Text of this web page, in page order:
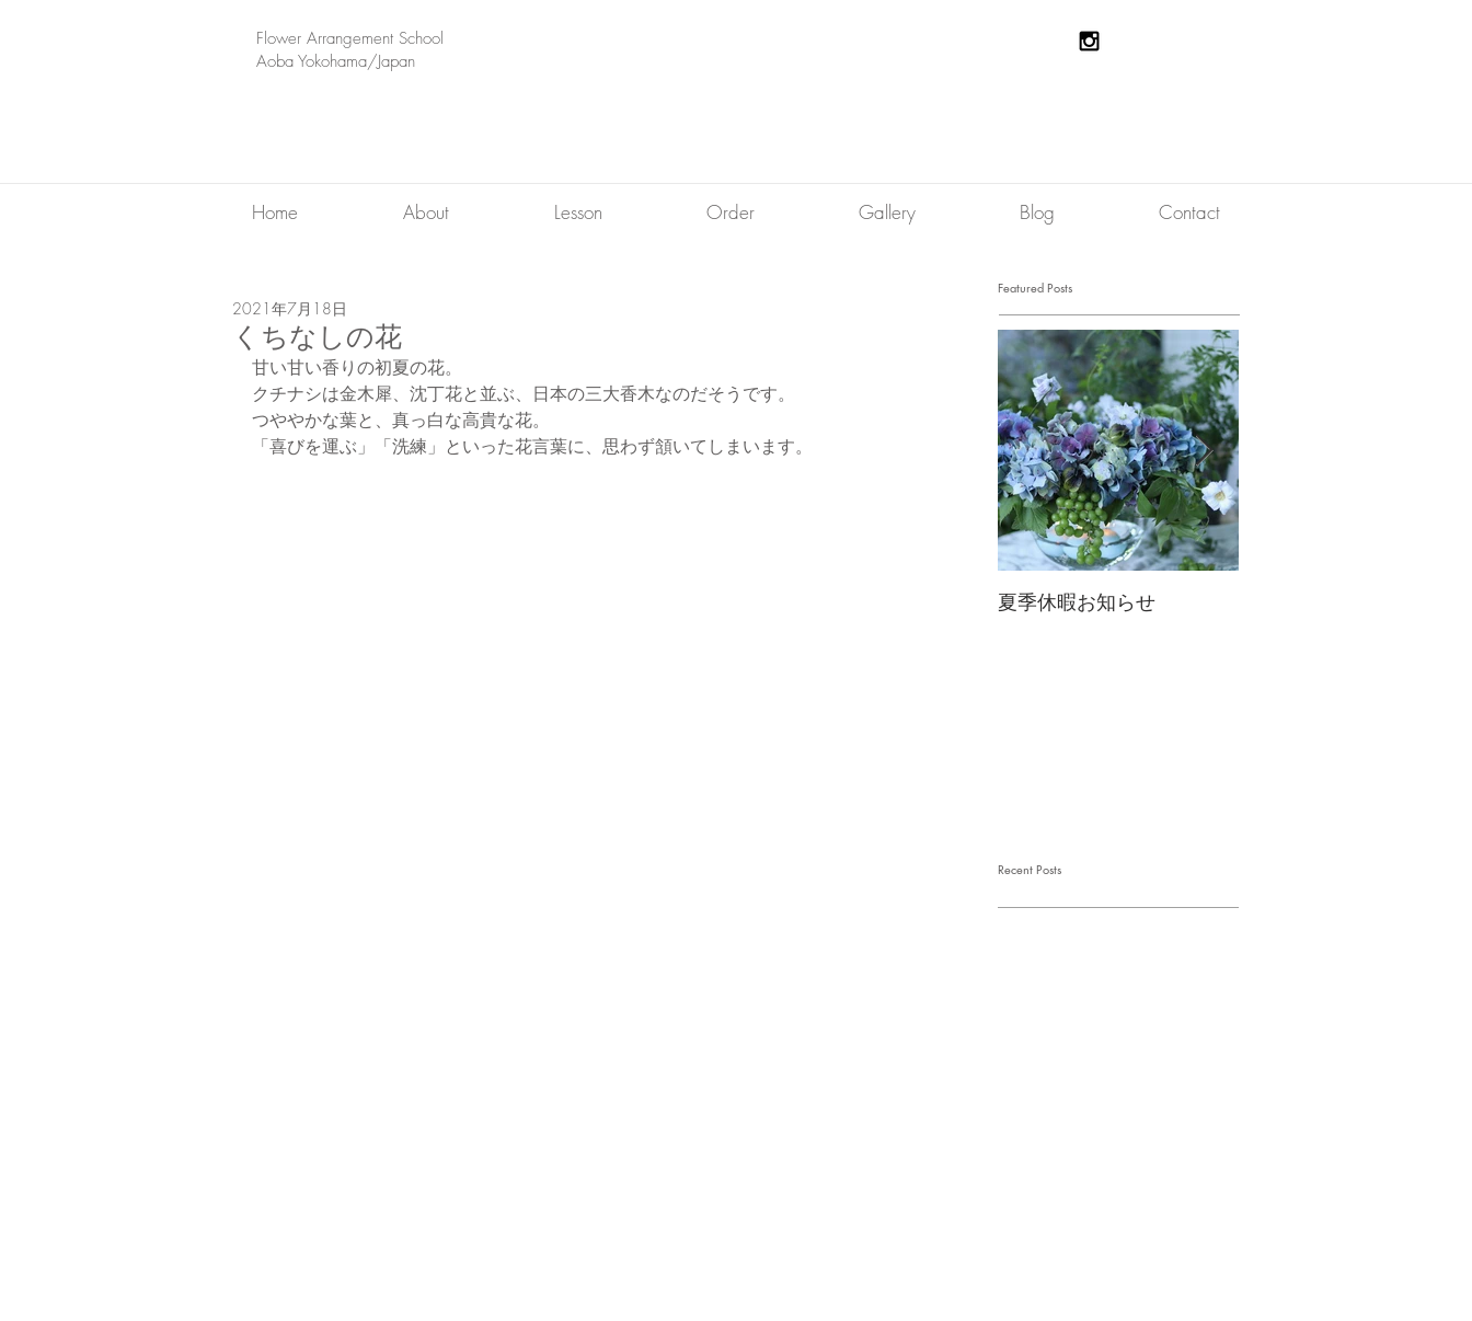
​Flower Arrangement School
Aoba Yokohama/Japan
Home About Lesson Order Gallery Blog Contact
くちなしの花
2021年7月18日
甘い甘い香りの初夏の花。
クチナシは金木犀、沈丁花と並ぶ、日本の三大香木なのだそうです。
つややかな葉と、真っ白な高貴な花。
「喜びを運ぶ」「洗練」といった花言葉に、思わず頷いてしまいます。
Featured Posts
夏季休暇お知らせ
Recent Posts